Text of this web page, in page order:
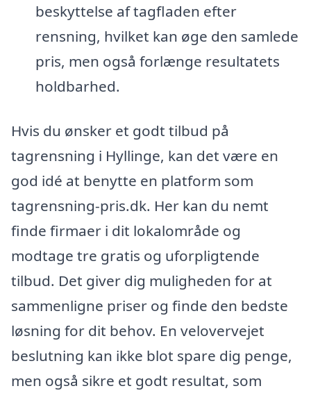
beskyttelse af tagfladen efter
rensning, hvilket kan øge den samlede
pris, men også forlænge resultatets
holdbarhed.
Hvis du ønsker et godt tilbud på
tagrensning i Hyllinge, kan det være en
god idé at benytte en platform som
tagrensning-pris.dk. Her kan du nemt
finde firmaer i dit lokalområde og
modtage tre gratis og uforpligtende
tilbud. Det giver dig muligheden for at
sammenligne priser og finde den bedste
løsning for dit behov. En velovervejet
beslutning kan ikke blot spare dig penge,
men også sikre et godt resultat, som